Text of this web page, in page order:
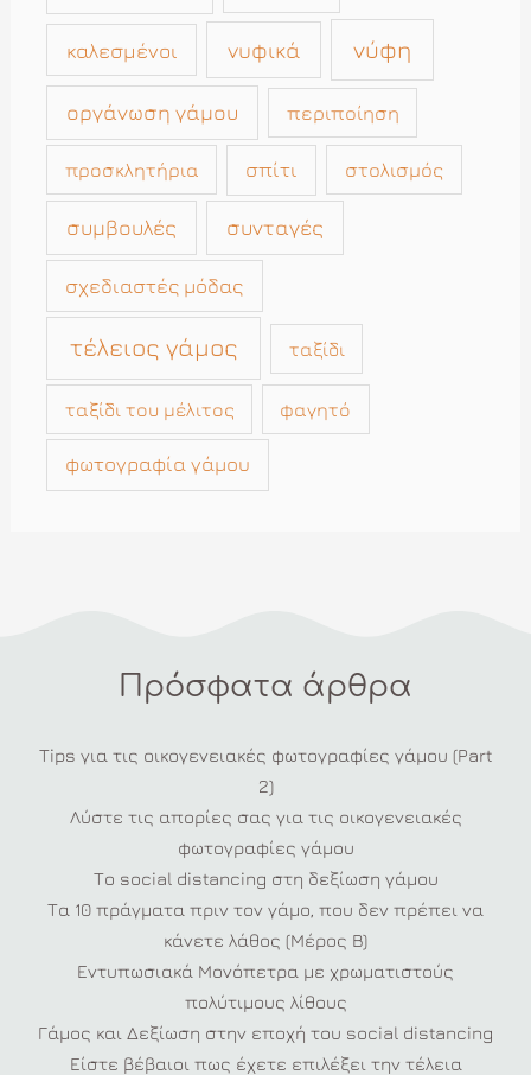
καλεσμένοι νυφικά νύφη
οργάνωση γάμου περιποίηση
προσκλητήρια σπίτι στολισμός
συμβουλές συνταγές
σχεδιαστές μόδας
τέλειος γάμος ταξίδι
ταξίδι του μέλιτος φαγητό
φωτογραφία γάμου
Πρόσφατα άρθρα
Tips για τις οικογενειακές φωτογραφίες γάμου (Part
2)
Λύστε τις απορίες σας για τις οικογενειακές
φωτογραφίες γάμου
Το social distancing στη δεξίωση γάμου
Τα 10 πράγματα πριν τον γάμο, που δεν πρέπει να
κάνετε λάθος (Μέρος Β)
Εντυπωσιακά Μονόπετρα με χρωματιστούς
πολύτιμους λίθους
Γάμος και Δεξίωση στην εποχή του social distancing
Είστε βέβαιοι πως έχετε επιλέξει την τέλεια